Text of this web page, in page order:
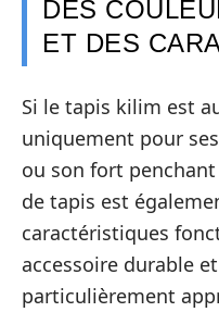
DES
ET DES
Si le tapis kilim est
uniquement pour
ou son fort penchant
de tapis est
caractéristiques
accessoire durable
particulièrement